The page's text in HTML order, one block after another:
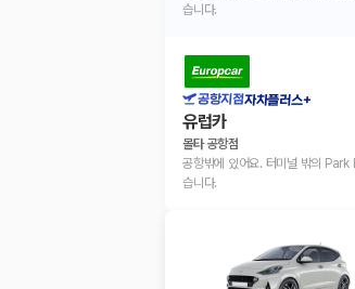
습니다.
공항지점자차플러스+
유럽카
몰타 공항점
공항밖에 있어요. 터미널 밖의 Park
습니다.